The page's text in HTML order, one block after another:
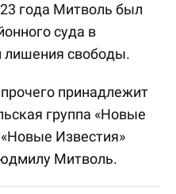
года Митволь был
суда в
лишения свободы.
принадлежит
группа «Новые
Известия»
Митволь.